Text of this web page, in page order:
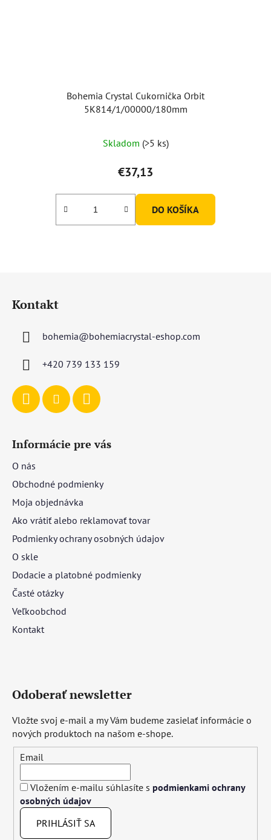
Bohemia Crystal Cukornička Orbit
5K814/1/00000/180mm
Skladom (>5 ks)
€37,13
DO KOŠÍKA
Kontakt
bohemia@bohemiacrystal-eshop.com
+420 739 133 159
Informácie pre vás
O nás
Obchodné podmienky
Moja objednávka
Ako vrátiť alebo reklamovať tovar
Podmienky ochrany osobných údajov
O skle
Dodacie a platobné podmienky
Časté otázky
Veľkoobchod
Kontakt
Odoberať newsletter
Vložte svoj e-mail a my Vám budeme zasielať informácie o
nových produktoch na našom e-shope.
Email
Vložením e-mailu súhlasíte s podmienkami ochrany
osobných údajov
PRIHLÁSIŤ SA